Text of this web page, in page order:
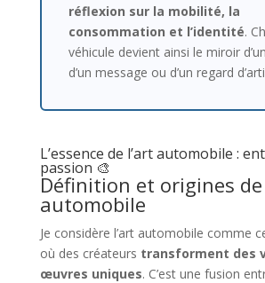
réflexion sur la mobilité, la
consommation et l’identité.
véhicule devient ainsi le miroir
d’un message ou d’un regard
L’essence de l’art automobile :
passion 🎨
Définition et origines de
automobile
Je considère l’art automobile comme
où des créateurs transforment des
œuvres uniques. C’est une fusion